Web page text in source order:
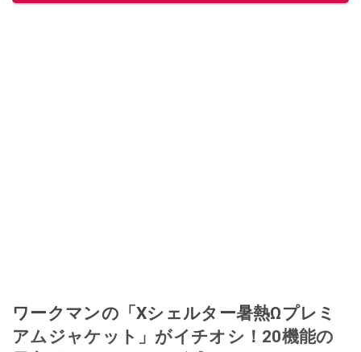
ワークマンの「Xシェルター暑熱Ωプレミ
アムジャケット」がイチオシ！20機能の